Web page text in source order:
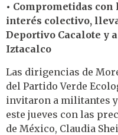
• Comprometidas
interés colectivo,
Deportivo Cacalote y
Iztacalco
Las dirigencias de
del Partido Verde
invitaron a militantes
este jueves con las
de México, Claudia